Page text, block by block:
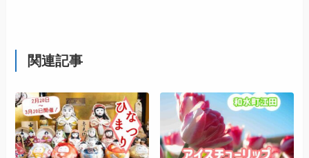
関連記事